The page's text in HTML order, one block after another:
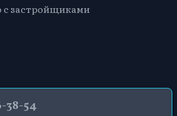
с застройщиками
38-54